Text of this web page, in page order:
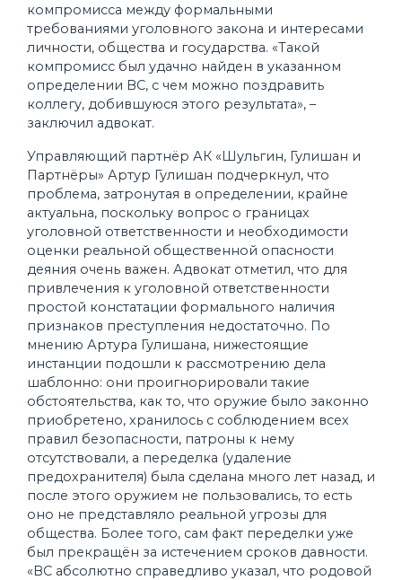
компромисса между формальными
требованиями уголовного закона и интересами
личности, общества и государства. «Такой
компромисс был удачно найден в указанном
определении ВС, с чем можно поздравить
коллегу, добившуюся этого результата», –
заключил адвокат.
Управляющий партнёр АК «Шульгин, Гулишан и
Партнёры» Артур Гулишан подчеркнул, что
проблема, затронутая в определении, крайне
актуальна, поскольку вопрос о границах
уголовной ответственности и необходимости
оценки реальной общественной опасности
деяния очень важен. Адвокат отметил, что для
привлечения к уголовной ответственности
простой констатации формального наличия
признаков преступления недостаточно. По
мнению Артура Гулишана, нижестоящие
инстанции подошли к рассмотрению дела
шаблонно: они проигнорировали такие
обстоятельства, как то, что оружие было законно
приобретено, хранилось с соблюдением всех
правил безопасности, патроны к нему
отсутствовали, а переделка (удаление
предохранителя) была сделана много лет назад, и
после этого оружием не пользовались, то есть
оно не представляло реальной угрозы для
общества. Более того, сам факт переделки уже
был прекращён за истечением сроков давности.
«ВС абсолютно справедливо указал, что родовой